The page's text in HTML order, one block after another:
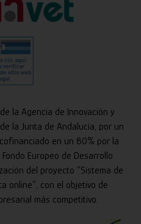
la Agencia de Innovación y
la Junta de Andalucía, por un
en un 80% por la
Europeo de Desarrollo
del proyecto “Sistema de
online”, con el objetivo de
más competitivo.